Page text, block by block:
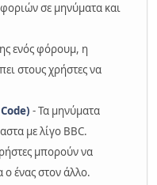
σε μηνύματα και
ενός φόρουμ, η
στους χρήστες να
- Τα μηνύματα
με λίγο BBC.
μπορούν να
ένας στον άλλο.